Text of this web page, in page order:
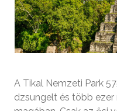
A Tikal Nemzeti Park
dzsungelt és több